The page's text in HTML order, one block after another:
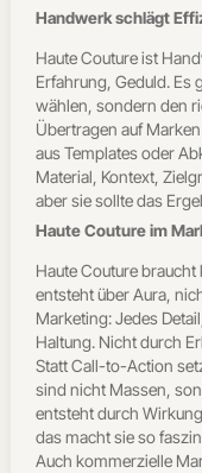
Handwerk schlägt
Haute Couture ist
Erfahrung, Geduld. Es
wählen, sondern den
Übertragen auf
aus Templates oder
Material, Kontext,
aber sie sollte das
Haute Couture im
Haute Couture
entsteht über Aura,
Marketing: Jedes
Haltung. Nicht durch
Statt Call-to-Action
sind nicht Massen,
entsteht durch
das macht sie so
Auch kommerzielle